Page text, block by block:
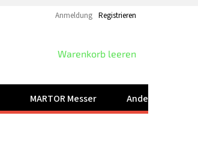
Anmeldung Registrieren
WARENKORB
Warenkorb leeren
MARTOR Messer Andere Produkte